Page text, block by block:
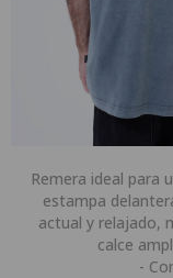
Remera ideal para
estampa
actual y relajado,
calce
-